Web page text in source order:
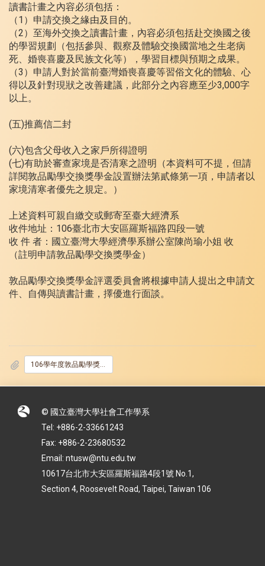
讀書計畫之內容必須包括：
（1）申請交換之緣由及目的。
（2）至海外交換之讀書計畫，內容必須包括赴交換國之後
的學習規劃（包括參與、觀察及體驗交換國當地之生老病
死、婚喪喜慶及民族文化等），學習目標與預期之成果。
（3）申請人對於當前臺灣婚喪喜慶等習俗文化的體驗、心
得以及針對現狀之改善建議，此部分之內容應至少3,000字
以上。
(五)推薦信二封
(六)包含父母收入之家戶所得證明
(七)有助於審查家境是否清寒之證明（本資料可不提，但請
詳閱敦品勵學交換獎學金設置辦法第貳條第一項，申請者以
家境清寒者優先之規定。）
上述資料可親自繳交或郵寄至臺大經濟系
收件地址：106臺北市大安區羅斯福路四段一號
收 件 者：國立臺灣大學經濟學系辦公室陳尚瑜小姐 收
（註明申請敦品勵學交換獎學金）
敦品勵學交換獎學金評選委員會將根據申請人提出之申請文
件、自傳與讀書計畫，擇優進行面談。
106學年度敦品勵學獎學金受理申請.pdf
© 國立臺灣大學社會工作學系
Tel: +886-2-33661243
Fax: +886-2-23680532
Email: ntusw@ntu.edu.tw
10617台北市大安區羅斯福路4段1號 No.1,
Section 4, Roosevelt Road, Taipei, Taiwan 106